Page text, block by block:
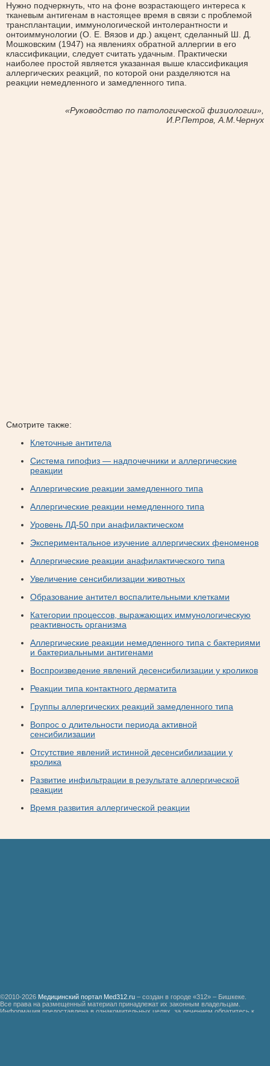
Нужно подчеркнуть, что на фоне возрастающего интереса к
тканевым антигенам в настоящее время в связи с проблемой
трансплантации, иммунологической интолерантности и
онтоиммунологии (О. Е. Вязов и др.) акцент, сделанный Ш. Д.
Мошковским (1947) на явлениях обратной аллергии в его
классификации, следует считать удачным. Практически
наиболее простой является указанная выше классификация
аллергических реакций, по которой они разделяются на
реакции немедленного и замедленного типа.
«Руководство по патологической физиологии»,
И.Р.Петров, А.М.Чернух
Смотрите также:
Клеточные антитела
Система гипофиз — надпочечники и аллергические
реакции
Аллергические реакции замедленного типа
Аллергические реакции немедленного типа
Уровень ЛД-50 при анафилактическом
Экспериментальное изучение аллергических феноменов
Аллергические реакции анафилактического типа
Увеличение сенсибилизации животных
Образование антител воспалительными клетками
Категории процессов, выражающих иммунологическую
реактивность организма
Аллергические реакции немедленного типа с бактериями
и бактериальными антигенами
Воспроизведение явлений десенсибилизации у кроликов
Реакции типа контактного дерматита
Группы аллергических реакций замедленного типа
Вопрос о длительности периода активной
сенсибилизации
Отсутствие явлений истинной десенсибилизации у
кролика
Развитие инфильтрации в результате аллергической
реакции
Время развития аллергической реакции
©2010-2026 Медицинский портал Med312.ru – создан в городе «312» – Бишкеке.
Все права на размещенный материал принадлежат их законным владельцам.
Информация предоставлена в ознакомительных целях, за лечением обратитесь к